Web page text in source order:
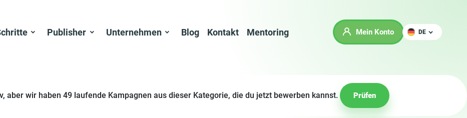
Publisher Unternehmen Blog Kontakt Mentoring Mein Konto DE
aber wir haben 49 laufende Kampagnen aus dieser Kategorie, die du jetzt bewerben kannst. Prüfen